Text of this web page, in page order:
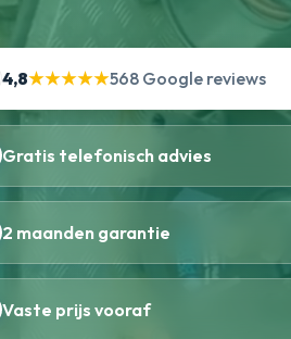
4,8★★★★★568 Google reviews
Gratis telefonisch advies
2 maanden garantie
Vaste prijs vooraf